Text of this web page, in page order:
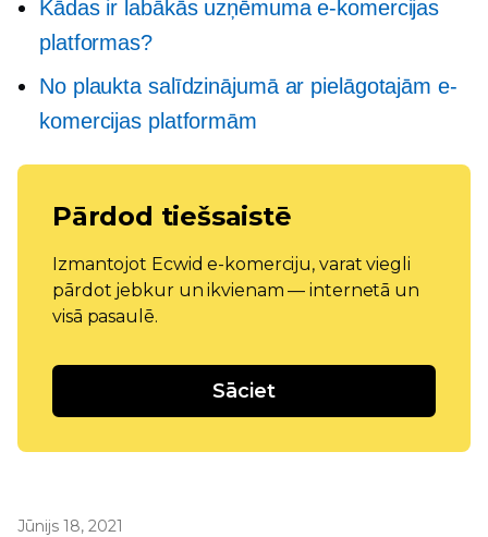
Kādas ir labākās uzņēmuma e-komercijas
platformas?
No plaukta salīdzinājumā ar pielāgotajām e-
komercijas platformām
Pārdod tiešsaistē
Izmantojot Ecwid e-komerciju, varat viegli
pārdot jebkur un ikvienam — internetā un
visā pasaulē.
Sāciet
Jūnijs 18, 2021